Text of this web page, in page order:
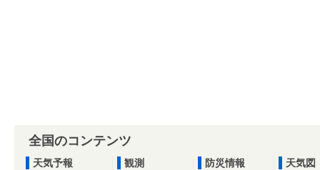
全国のコンテンツ
天気予報
観測
防災情報
天気図